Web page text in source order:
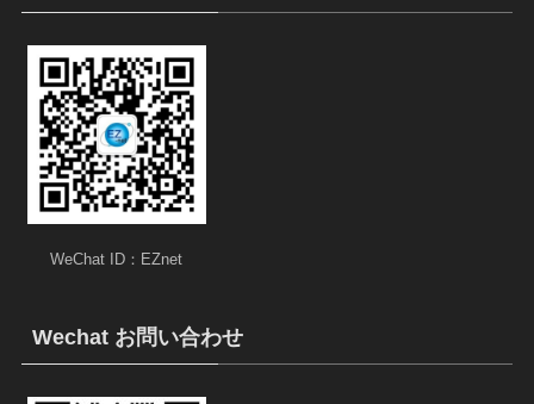
WeChat ID：EZnet
Wechat お問い合わせ